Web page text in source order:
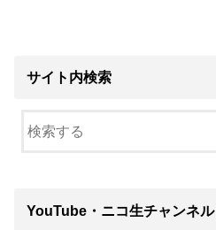
サイト内検索
YouTube・ニコ生チャンネ